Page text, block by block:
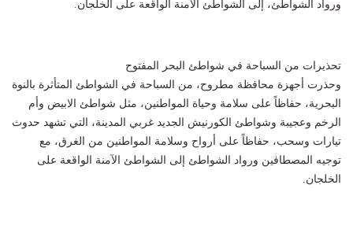
ورواد الشواطئ، إلى الشواطئ الآمنة الواقعة على الخلجان.
تحذيرات من السباحة في شواطئ البحر المفتوح
وحذرت أجهزة محافظة مطروح، من السباحة في الشواطئ المتأثرة بالنوة
البحرية، حفاظاً على سلامة وحياة المواطنين، مثل شواطئ الابيض وأم
الرخم وعجيبة وشواطئ الكورنيش الجديد غربي المدينة، التي تشهد حدوث
تيارات وسحب، حفاظاً على أرواح وسلامة المواطنين من الغرق، مع
توجيه المصطافين ورواد الشواطئ إلى الشواطئ الآمنة الواقعة على
الخلجان.